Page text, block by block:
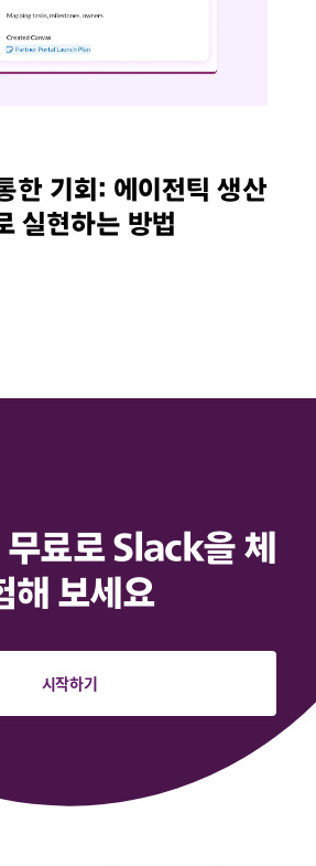
한 기회: 에이전틱 생산
실현하는 방법
무료로 Slack을 체
해 보세요
시작하기